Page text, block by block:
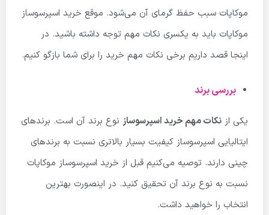
موکاپات سبب حفظ گرمای آن می‌شود. موقع خرید اسپرسوساز
موکاپات باید به یکسری نکات مهم توجه داشته باشید. در
اینجا قصد داریم برخی نکات مهم خرید را برای شما بازگو کنیم.
بررسی برند
یکی از نکات مهم خرید اسپرسوساز نوع برند آن است. برندهای
ایتالیایی اسپرسوساز کیفیت بسیار بالاتری نسبت به برندهای
چینی دارند. توصیه می‌کنیم قبل از خرید اسپرسوساز موکاپات
نسبت به نوع برند آن تحقیق کنید. در اینصورت بهترین
انتخاب را خواهید داشت.